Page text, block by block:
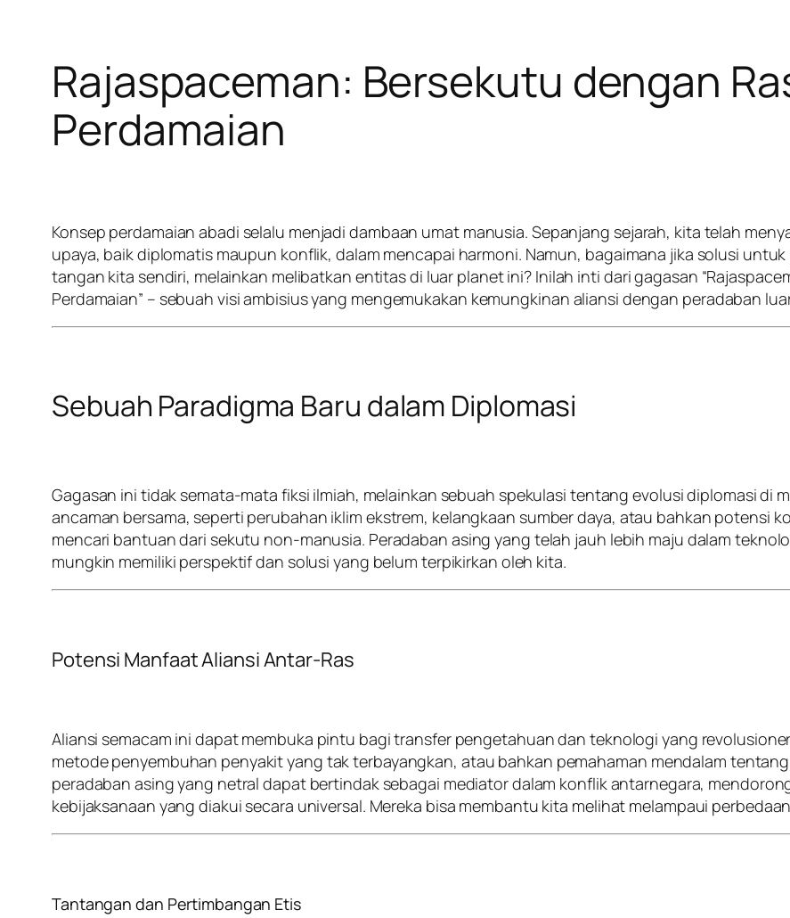
Rajaspaceman: Bersekutu dengan
Perdamaian
Konsep perdamaian abadi selalu menjadi dambaan umat manusia. Sepanjang sejarah, kita telah
upaya, baik diplomatis maupun konflik, dalam mencapai harmoni. Namun, bagaimana jika solusi
tangan kita sendiri, melainkan melibatkan entitas di luar planet ini? Inilah inti dari gagasan
Perdamaian” – sebuah visi ambisius yang mengemukakan kemungkinan aliansi dengan peradaban
Sebuah Paradigma Baru dalam Diplomasi
Gagasan ini tidak semata-mata fiksi ilmiah, melainkan sebuah spekulasi tentang evolusi diplomasi di
ancaman bersama, seperti perubahan iklim ekstrem, kelangkaan sumber daya, atau bahkan potensi
mencari bantuan dari sekutu non-manusia. Peradaban asing yang telah jauh lebih maju dalam
mungkin memiliki perspektif dan solusi yang belum terpikirkan oleh kita.
Potensi Manfaat Aliansi Antar-Ras
Aliansi semacam ini dapat membuka pintu bagi transfer pengetahuan dan teknologi yang
metode penyembuhan penyakit yang tak terbayangkan, atau bahkan pemahaman mendalam
peradaban asing yang netral dapat bertindak sebagai mediator dalam konflik antarnegara,
kebijaksanaan yang diakui secara universal. Mereka bisa membantu kita melihat melampaui
Tantangan dan Pertimbangan Etis